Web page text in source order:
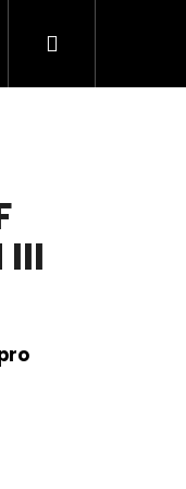
předměty a
Nákupní
III